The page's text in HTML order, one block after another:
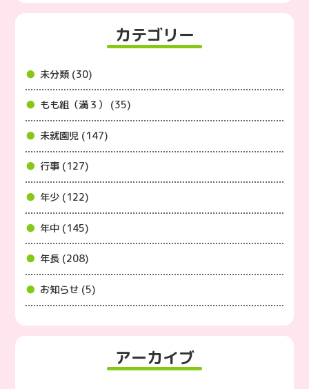
カテゴリー
未分類 (30)
もも組（満３） (35)
未就園児 (147)
行事 (127)
年少 (122)
年中 (145)
年長 (208)
お知らせ (5)
アーカイブ